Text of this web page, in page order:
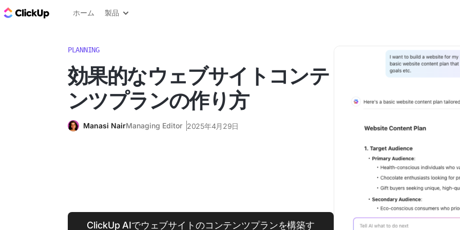
ClickUp ブログ
ホーム 製品
PLANNING
効果的なウェブサイトコンテ
ンツプランの作り方
Manasi NairManaging Editor 2025年4月29日
ClickUp AIでウェブサイトのコンテンツプランを構築す